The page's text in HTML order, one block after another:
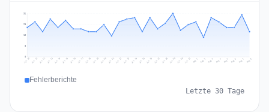
16
23
31
Jul 10 Jul 11 Jul 12 Jul 13 Jul 14 Jul 15 Jul 16 Jul 17 Jul 18 Jul 19 Jul 20 Jul 21 Jul 22 Jul 23 Jul 24 Jul 25 Jul 26 Jul 27 Jul 28 Jul 29 Jul 30 Jul 31 Aug 1 Aug 2 Aug 3 Aug 4 Aug 5 Aug 6 Aug 7 Aug 8
Fehlerberichte
Letzte 30 Tage